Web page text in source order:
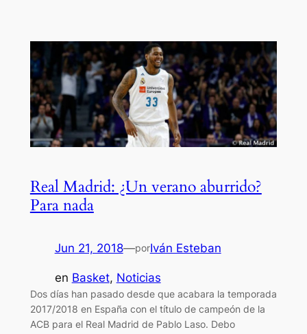
Real Madrid: ¿Un verano aburrido?
Para nada
Jun 21, 2018—porIván Esteban
en Basket, Noticias
Dos días han pasado desde que acabara la temporada
2017/2018 en España con el título de campeón de la
ACB para el Real Madrid de Pablo Laso. Debo